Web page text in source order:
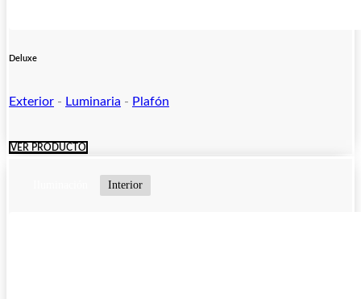
Deluxe
Exterior - Luminaria - Plafón
VER PRODUCTO
Interior